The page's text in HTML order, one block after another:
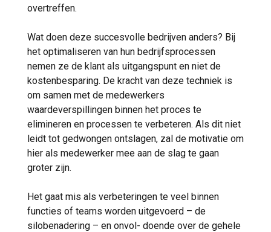
overtreffen.
Wat doen deze succesvolle bedrijven anders? Bij
het optimaliseren van hun bedrijfsprocessen
nemen ze de klant als uitgangspunt en niet de
kostenbesparing. De kracht van deze techniek is
om samen met de medewerkers
waardeverspillingen binnen het proces te
elimineren en processen te verbeteren. Als dit niet
leidt tot gedwongen ontslagen, zal de motivatie om
hier als medewerker mee aan de slag te gaan
groter zijn.
Het gaat mis als verbeteringen te veel binnen
functies of teams worden uitgevoerd – de
silobenadering – en onvol- doende over de gehele